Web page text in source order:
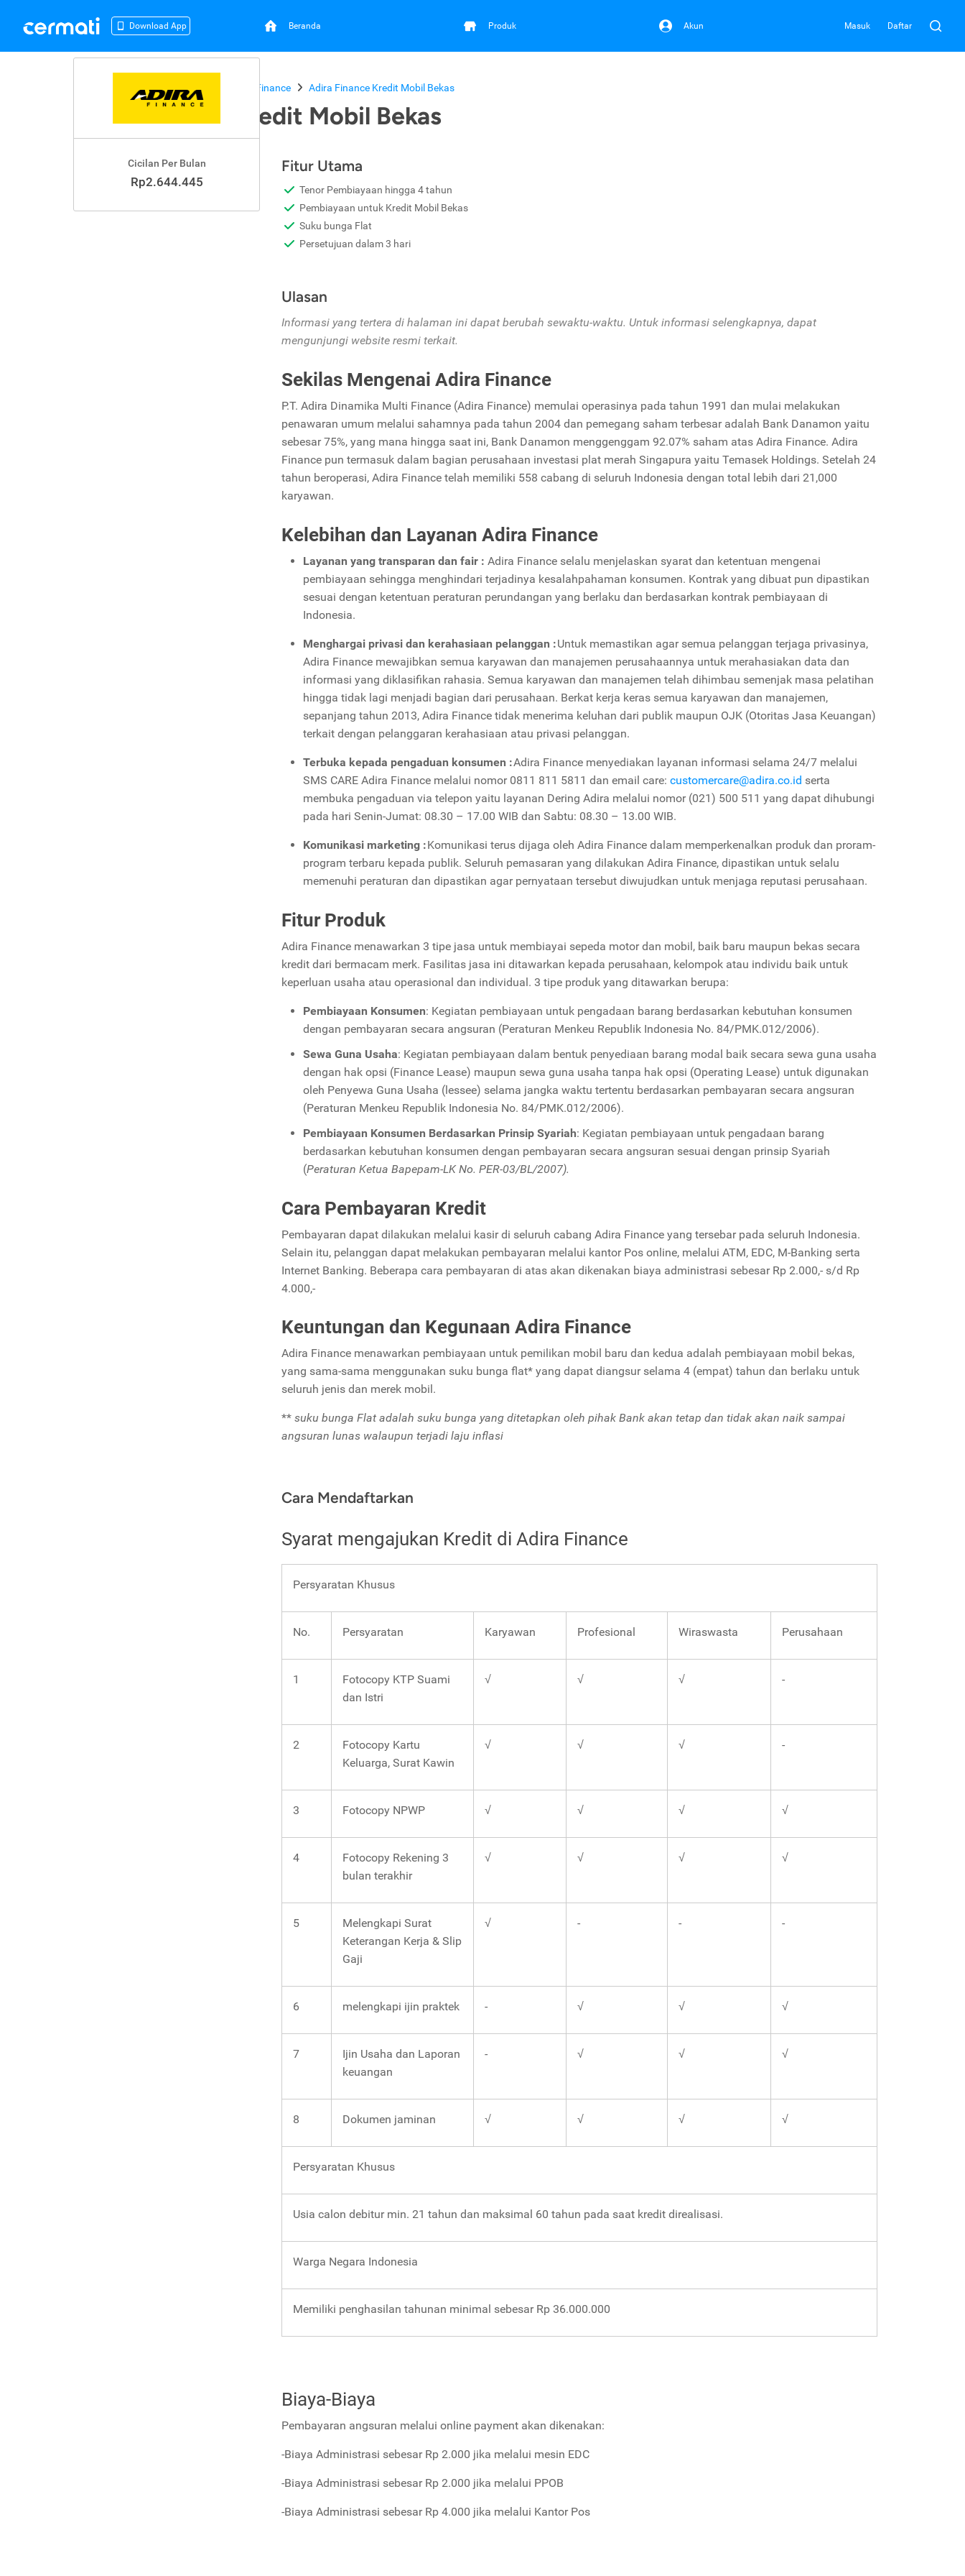
Download App Beranda Produk Akun Masuk Daftar
Kredit Mobil Bekas Adira Finance Adira Finance Kredit Mobil Bekas
Adira Finance Kredit Mobil Bekas
Cicilan Per Bulan
Rp2.644.445
Fitur Utama
Tenor Pembiayaan hingga 4 tahun
Pembiayaan untuk Kredit Mobil Bekas
Suku bunga Flat
Persetujuan dalam 3 hari
Ulasan
Informasi yang tertera di halaman ini dapat berubah sewaktu-waktu. Untuk informasi selengkapnya, dapat
mengunjungi website resmi terkait.
Sekilas Mengenai Adira Finance
P.T. Adira Dinamika Multi Finance (Adira Finance) memulai operasinya pada tahun 1991 dan mulai melakukan
penawaran umum melalui sahamnya pada tahun 2004 dan pemegang saham terbesar adalah Bank Danamon yaitu
sebesar 75%, yang mana hingga saat ini, Bank Danamon menggenggam 92.07% saham atas Adira Finance. Adira
Finance pun termasuk dalam bagian perusahaan investasi plat merah Singapura yaitu Temasek Holdings. Setelah 24
tahun beroperasi, Adira Finance telah memiliki 558 cabang di seluruh Indonesia dengan total lebih dari 21,000
karyawan.
Kelebihan dan Layanan Adira Finance
Layanan yang transparan dan fair : Adira Finance selalu menjelaskan syarat dan ketentuan mengenai
pembiayaan sehingga menghindari terjadinya kesalahpahaman konsumen. Kontrak yang dibuat pun dipastikan
sesuai dengan ketentuan peraturan perundangan yang berlaku dan berdasarkan kontrak pembiayaan di
Indonesia.
Menghargai privasi dan kerahasiaan pelanggan :Untuk memastikan agar semua pelanggan terjaga privasinya,
Adira Finance mewajibkan semua karyawan dan manajemen perusahaannya untuk merahasiakan data dan
informasi yang diklasifikan rahasia. Semua karyawan dan manajemen telah dihimbau semenjak masa pelatihan
hingga tidak lagi menjadi bagian dari perusahaan. Berkat kerja keras semua karyawan dan manajemen,
sepanjang tahun 2013, Adira Finance tidak menerima keluhan dari publik maupun OJK (Otoritas Jasa Keuangan)
terkait dengan pelanggaran kerahasiaan atau privasi pelanggan.
Terbuka kepada pengaduan konsumen :Adira Finance menyediakan layanan informasi selama 24/7 melalui
SMS CARE Adira Finance melalui nomor 0811 811 5811 dan email care: customercare@adira.co.id serta
membuka pengaduan via telepon yaitu layanan Dering Adira melalui nomor (021) 500 511 yang dapat dihubungi
pada hari Senin-Jumat: 08.30 – 17.00 WIB dan Sabtu: 08.30 – 13.00 WIB.
Komunikasi marketing :Komunikasi terus dijaga oleh Adira Finance dalam memperkenalkan produk dan proram-
program terbaru kepada publik. Seluruh pemasaran yang dilakukan Adira Finance, dipastikan untuk selalu
memenuhi peraturan dan dipastikan agar pernyataan tersebut diwujudkan untuk menjaga reputasi perusahaan.
Fitur Produk
Adira Finance menawarkan 3 tipe jasa untuk membiayai sepeda motor dan mobil, baik baru maupun bekas secara
kredit dari bermacam merk. Fasilitas jasa ini ditawarkan kepada perusahaan, kelompok atau individu baik untuk
keperluan usaha atau operasional dan individual. 3 tipe produk yang ditawarkan berupa:
Pembiayaan Konsumen: Kegiatan pembiayaan untuk pengadaan barang berdasarkan kebutuhan konsumen
dengan pembayaran secara angsuran (Peraturan Menkeu Republik Indonesia No. 84/PMK.012/2006).
Sewa Guna Usaha: Kegiatan pembiayaan dalam bentuk penyediaan barang modal baik secara sewa guna usaha
dengan hak opsi (Finance Lease) maupun sewa guna usaha tanpa hak opsi (Operating Lease) untuk digunakan
oleh Penyewa Guna Usaha (lessee) selama jangka waktu tertentu berdasarkan pembayaran secara angsuran
(Peraturan Menkeu Republik Indonesia No. 84/PMK.012/2006).
Pembiayaan Konsumen Berdasarkan Prinsip Syariah: Kegiatan pembiayaan untuk pengadaan barang
berdasarkan kebutuhan konsumen dengan pembayaran secara angsuran sesuai dengan prinsip Syariah
(Peraturan Ketua Bapepam-LK No. PER-03/BL/2007).
Cara Pembayaran Kredit
Pembayaran dapat dilakukan melalui kasir di seluruh cabang Adira Finance yang tersebar pada seluruh Indonesia.
Selain itu, pelanggan dapat melakukan pembayaran melalui kantor Pos online, melalui ATM, EDC, M-Banking serta
Internet Banking. Beberapa cara pembayaran di atas akan dikenakan biaya administrasi sebesar Rp 2.000,- s/d Rp
4.000,-
Keuntungan dan Kegunaan Adira Finance
Adira Finance menawarkan pembiayaan untuk pemilikan mobil baru dan kedua adalah pembiayaan mobil bekas,
yang sama-sama menggunakan suku bunga flat* yang dapat diangsur selama 4 (empat) tahun dan berlaku untuk
seluruh jenis dan merek mobil.
** suku bunga Flat adalah suku bunga yang ditetapkan oleh pihak Bank akan tetap dan tidak akan naik sampai
angsuran lunas walaupun terjadi laju inflasi
Cara Mendaftarkan
Syarat mengajukan Kredit di Adira Finance
Persyaratan Khusus
No. Persyaratan Karyawan Profesional Wiraswasta Perusahaan
1
Fotocopy KTP Suami
dan Istri
√ √ √ -
2
Fotocopy Kartu
Keluarga, Surat Kawin
√ √ √ -
3 Fotocopy NPWP √ √ √ √
4
Fotocopy Rekening 3
bulan terakhir
√ √ √ √
5
Melengkapi Surat
Keterangan Kerja & Slip
Gaji
√ - - -
6 melengkapi ijin praktek - √ √ √
7
Ijin Usaha dan Laporan
keuangan
- √ √ √
8 Dokumen jaminan √ √ √ √
Persyaratan Khusus
Usia calon debitur min. 21 tahun dan maksimal 60 tahun pada saat kredit direalisasi.
Warga Negara Indonesia
Memiliki penghasilan tahunan minimal sebesar Rp 36.000.000
Biaya-Biaya
Pembayaran angsuran melalui online payment akan dikenakan:
-Biaya Administrasi sebesar Rp 2.000 jika melalui mesin EDC
-Biaya Administrasi sebesar Rp 2.000 jika melalui PPOB
-Biaya Administrasi sebesar Rp 4.000 jika melalui Kantor Pos